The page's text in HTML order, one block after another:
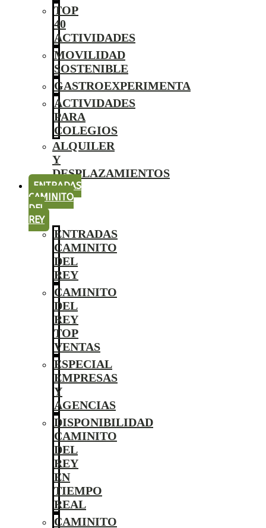
TOP
40
ACTIVIDADES
MOVILIDAD
SOSTENIBLE
GASTROEXPERIMENTA
ACTIVIDADES
PARA
COLEGIOS
ALQUILER
Y
DESPLAZAMIENTOS
ENTRADAS
CAMINITO
DEL
REY
ENTRADAS
CAMINITO
DEL
REY
CAMINITO
DEL
REY
TOP
VENTAS
ESPECIAL
EMPRESAS
Y
AGENCIAS
DISPONIBILIDAD
CAMINITO
DEL
REY
EN
TIEMPO
REAL
CAMINITO